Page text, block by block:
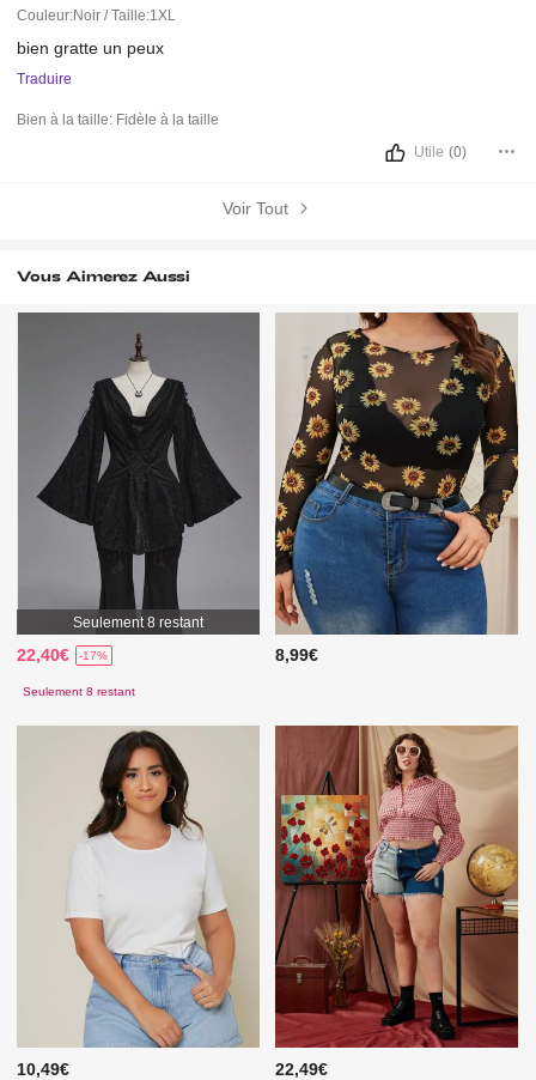
Couleur:Noir / Taille:1XL
biengratte un peux
Traduire
Bien à la taille: Fidèle à la taille
Utile (0)
Voir Tout
Vous Aimerez Aussi
Seulement 8 restant
22,40€ -17%
Seulement 8 restant
8,99€
10,49€ 22,49€